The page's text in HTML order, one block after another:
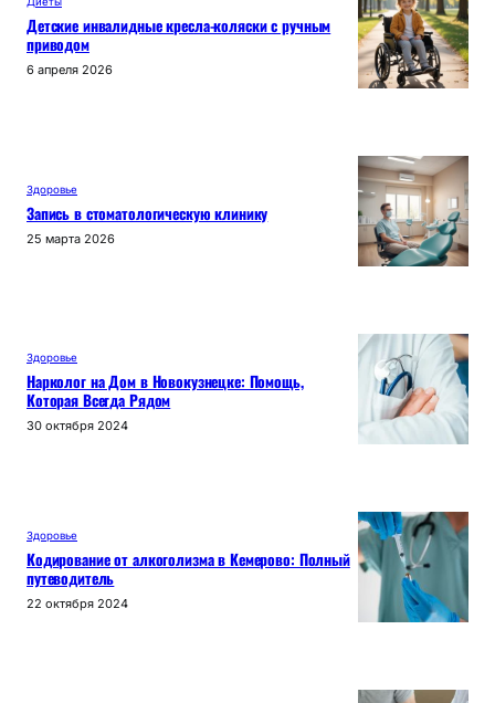
Детские инвалидные кресла-коляски с ручным
приводом
6 апреля 2026
Здоровье
Запись в стоматологическую клинику
25 марта 2026
Здоровье
Нарколог на Дом в Новокузнецке: Помощь,
Которая Всегда Рядом
30 октября 2024
Здоровье
Кодирование от алкоголизма в Кемерово: Полный
путеводитель
22 октября 2024